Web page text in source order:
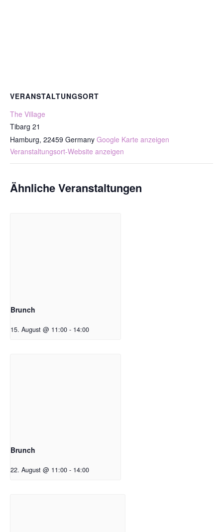
VERANSTALTUNGSORT
The Village
Tibarg 21
Hamburg, 22459 Germany Google Karte anzeigen
Veranstaltungsort-Website anzeigen
Ähnliche Veranstaltungen
Brunch
15. August @ 11:00 - 14:00
Brunch
22. August @ 11:00 - 14:00